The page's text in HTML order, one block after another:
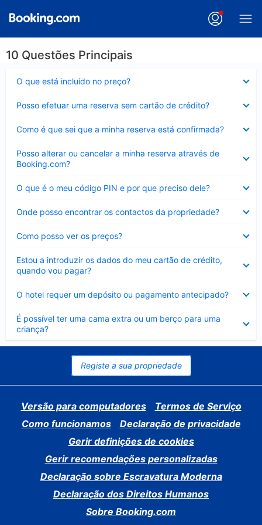
10 Questões Principais
O que está incluído no preço?
fechado
Posso efetuar uma reserva sem cartão de crédito?
fechado
Como é que sei que a minha reserva está confirmada?
fechado
Posso alterar ou cancelar a minha reserva através de
Booking.com?
fechado
O que é o meu código PIN e por que preciso dele?
fechado
Onde posso encontrar os contactos da propriedade?
fechado
Como posso ver os preços?
fechado
Estou a introduzir os dados do meu cartão de crédito,
quando vou pagar?
fechado
O hotel requer um depósito ou pagamento antecipado?
fechado
É possível ter uma cama extra ou um berço para uma
criança?
Elemento
fechado
Registe a sua propriedade
Versão para computadores
Termos de Serviço
Como funcionamos
Declaração de privacidade
Gerir definições de cookies
Gerir recomendações personalizadas
Declaração sobre Escravatura Moderna
Declaração dos Direitos Humanos
Sobre Booking.com